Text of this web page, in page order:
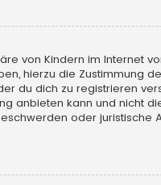
von Kindern im Internet
hierzu die Zustimmung
du dich zu registrieren
anbieten kann und nicht
oder juristische